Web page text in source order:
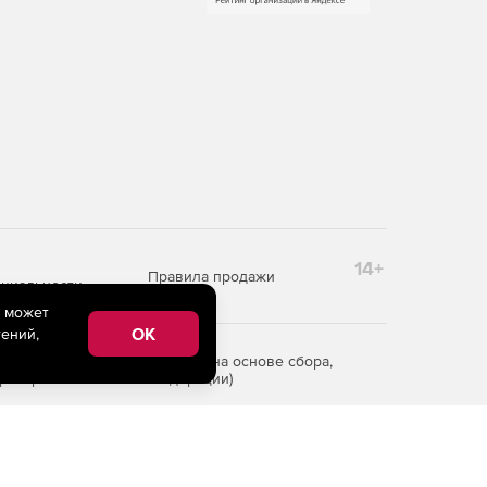
Правила продажи 14+
информации на основе сбора,
Российской Федерации)
может
OK